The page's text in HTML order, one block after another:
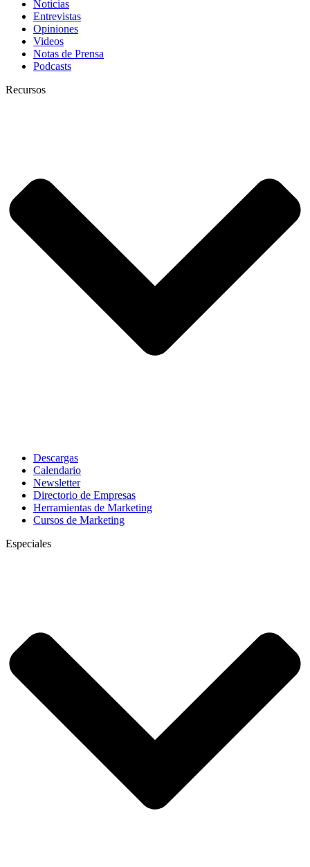
Noticias
Entrevistas
Opiniones
Videos
Notas de Prensa
Podcasts
Recursos
Descargas
Calendario
Newsletter
Directorio de Empresas
Herramientas de Marketing
Cursos de Marketing
Especiales